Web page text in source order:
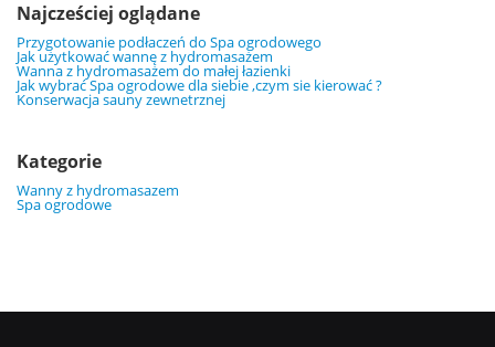
Najcześciej oglądane
Przygotowanie podłaczeń do Spa ogrodowego
Jak użytkować wannę z hydromasażem
Wanna z hydromasażem do małej łazienki
Jak wybrać Spa ogrodowe dla siebie ,czym sie kierować ?
Konserwacja sauny zewnetrznej
Kategorie
Wanny z hydromasazem
Spa ogrodowe